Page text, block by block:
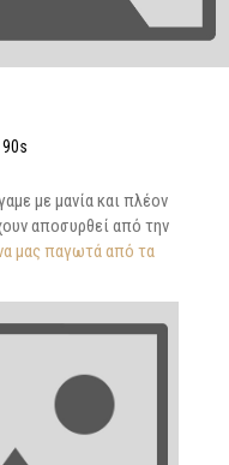
με μανία και πλέον
αποσυρθεί από την
μας παγωτά από τα